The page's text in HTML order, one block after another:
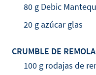
80 g Debic
20 g azúcar glas
CRUMBLE DE
100 g rodajas de